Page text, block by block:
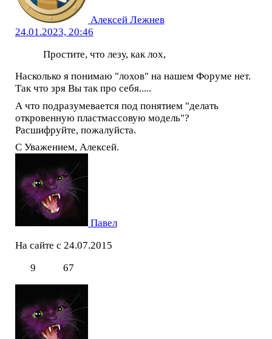
Алексей Лежнев
24.01.2023, 20:46
Простите, что лезу, как лох,
Насколько я понимаю "лохов" на нашем Форуме нет.
Так что зря Вы так про себя.....
А что подразумевается под понятием "делать
откровенную пластмассовую модель"?
Расшифруйте, пожалуйста.
С Уважением, Алексей.
Павел
На сайте с 24.07.2015
9
67